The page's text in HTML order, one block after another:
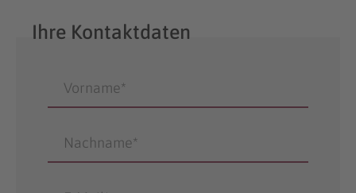
Ihre Kontaktdaten